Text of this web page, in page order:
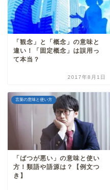
「観念」と「概念」の意味と
違い！「固定概念」は誤用っ
て本当？
2017年8月1日
言葉の意味と使い方
「ばつが悪い」の意味と使い
方！類語や語源は？【例文つ
き】